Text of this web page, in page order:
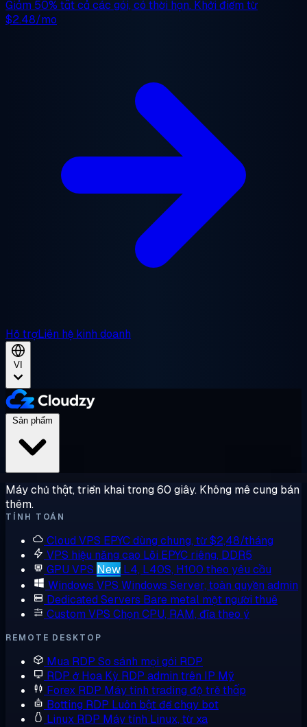
Giảm 50% tất cả các gói, có thời hạn. Khởi điểm từ
$2.48/mo
Hỗ trợLiên hệ kinh doanh
VI
Máy chủ thật, triển khai trong 60 giây. Không mê cung bán
thêm.
TÍNH TOÁN
Cloud VPS EPYC dùng chung, từ $2,48/tháng
VPS hiệu năng cao Lõi EPYC riêng, DDR5
GPU VPS New L4, L40S, H100 theo yêu cầu
Windows VPS Windows Server, toàn quyền admin
Dedicated Servers Bare metal một người thuê
Custom VPS Chọn CPU, RAM, đĩa theo ý
REMOTE DESKTOP
Mua RDP So sánh mọi gói RDP
RDP ở Hoa Kỳ RDP admin trên IP Mỹ
Forex RDP Máy tính trading độ trễ thấp
Botting RDP Luôn bật để chạy bot
Linux RDP Máy tính Linux, từ xa